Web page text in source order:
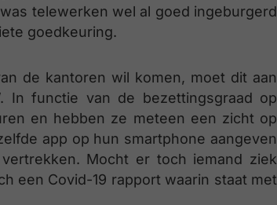
telewerken wel al goed ingeburgerd
goedkeuring.
de kantoren wil komen, moet dit aan
In functie van de bezettingsgraad op
en hebben ze meteen een zicht op
app op hun smartphone aangeven
Mocht er toch iemand ziek
een Covid-19 rapport waarin staat met